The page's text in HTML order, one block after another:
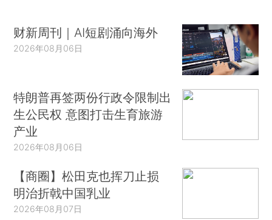
财新周刊｜AI短剧涌向海外
2026年08月06日
特朗普再签两份行政令限制出
生公民权 意图打击生育旅游
产业
2026年08月06日
【商圈】松田克也挥刀止损
明治折戟中国乳业
2026年08月07日